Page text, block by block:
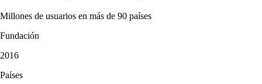
Millones de usuarios en más de 90 países
Fundación
2016
Países